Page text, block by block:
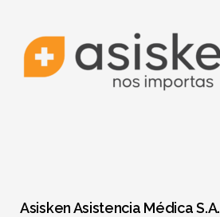
Asisken Asistencia Médica S.A.